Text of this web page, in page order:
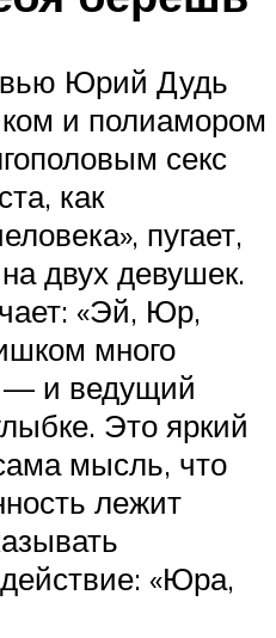
Юрий Дудь
и полиамором
секс
как
пугает,
двух девушек.
«Эй, Юр,
много
— и ведущий
Это яркий
мысль, что
лежит
«Юра,